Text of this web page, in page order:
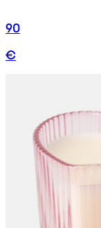
90
€